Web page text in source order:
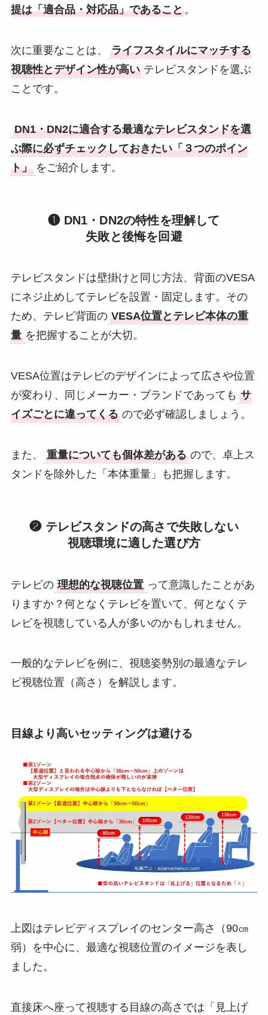
提は「適合品・対応品」であること。
次に重要なことは、
ライフスタイルにマッチする
視聴性とデザイン性が高い テレビスタンドを選ぶ
ことです。
DN1・DN2に適合する最適なテレビスタンドを選
ぶ際に必ずチェックしておきたい「３つのポイン
ト」 をご紹介します。
❶ DN1・DN2の特性を理解して
失敗と後悔を回避
テレビスタンドは壁掛けと同じ方法、背面のVESA
にネジ止めしてテレビを設置・固定します。その
ため、テレビ背面の VESA位置とテレビ本体の重
量 を把握することが大切。
VESA位置はテレビのデザインによって広さや位置
が変わり、同じメーカー・ブランドであっても サ
イズごとに違ってくる ので必ず確認しましょう。
また、 重量についても個体差がある ので、卓上ス
タンドを除外した「本体重量」も把握します。
❷ テレビスタンドの高さで失敗しない
視聴環境に適した選び方
テレビの 理想的な視聴位置 って意識したことがあ
りますか？何となくテレビを置いて、何となくテ
レビを視聴している人が多いのかもしれません。
一般的なテレビを例に、視聴姿勢別の最適なテレ
ビ視聴位置（高さ）を解説します。
目線より高いセッティングは避ける
上図はテレビディスプレイのセンター高さ（90㎝
弱）を中心に、最適な視聴位置のイメージを表し
ました。
直接床へ座って視聴する目線の高さでは「見上げ